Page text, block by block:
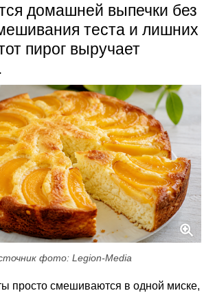
домашней выпечки без
теста и лишних
пирог выручает
фото: Legion-Media
просто смешиваются в одной миске,